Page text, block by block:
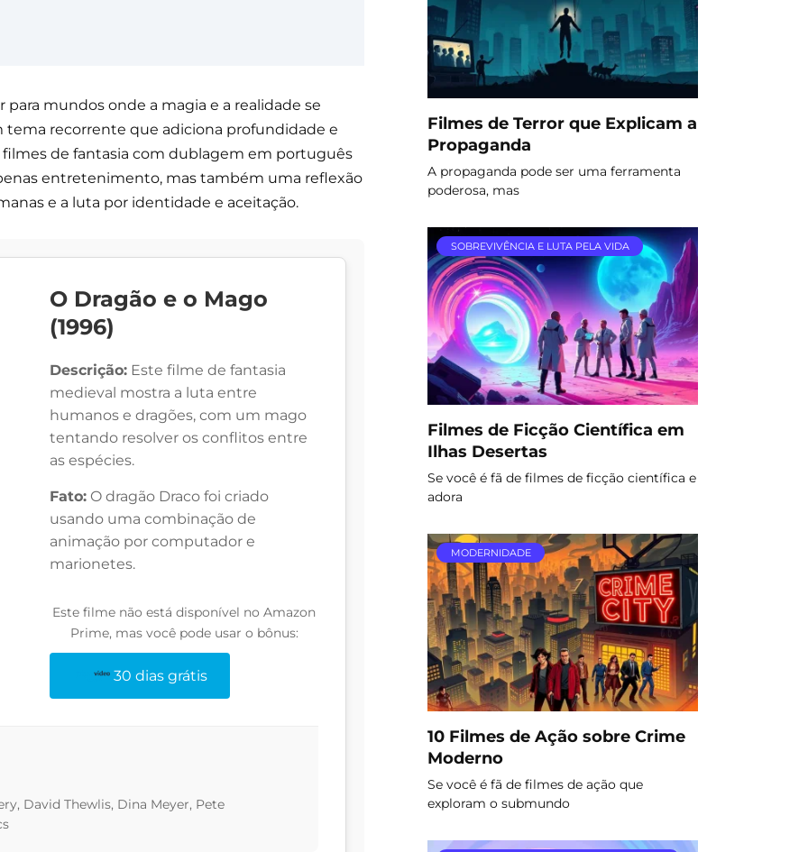
mundos onde a magia e a realidade se
tema recorrente que adiciona profundidade e
filmes de fantasia com dublagem em português
entretenimento, mas também uma reflexão
e a luta por identidade e aceitação.
O Dragão e o Mago
(1996)
Descrição: Este filme de fantasia
medieval mostra a luta entre
humanos e dragões, com um mago
tentando resolver os conflitos entre
as espécies.
Fato: O dragão Draco foi criado
usando uma combinação de
animação por computador e
marionetes.
Este filme não está disponível no Amazon
Prime, mas você pode usar o bônus:
30 dias grátis
David Thewlis, Dina Meyer, Pete
Filmes de Terror que Explicam a
Propaganda
A propaganda pode ser uma ferramenta
poderosa, mas
SOBREVIVÊNCIA E LUTA PELA VIDA
Filmes de Ficção Científica em
Ilhas Desertas
Se você é fã de filmes de ficção científica e
adora
MODERNIDADE
10 Filmes de Ação sobre Crime
Moderno
Se você é fã de filmes de ação que
exploram o submundo